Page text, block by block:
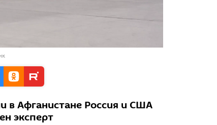
в Афганистане Россия и США
эксперт